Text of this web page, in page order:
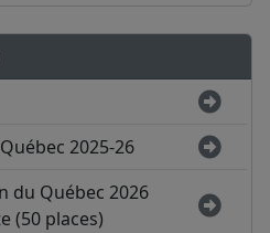
2025-26
du Québec 2026
(50 places)